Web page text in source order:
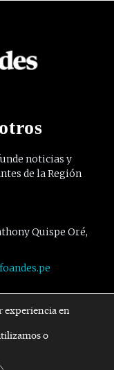
noticias y
de la Región
Quispe Oré,
Youtube
experiencia en
o